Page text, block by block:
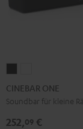
ONE
Black
ONE
White
CINEBAR ONE
Soundbar für kleine
252,09 €